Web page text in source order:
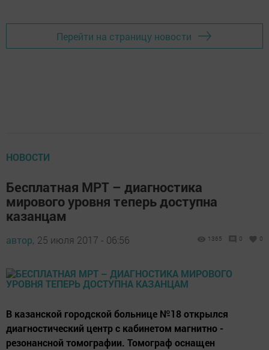
Перейти на страницу новости
НОВОСТИ
Бесплатная МРТ – диагностика
мирового уровня теперь доступна
казанцам
автор, 25 июля 2017 - 06:56 1365 0 0
В казанской городской больнице №18 открылся
диагностический центр с кабинетом магнитно -
резонансной томографии. Томограф оснащен